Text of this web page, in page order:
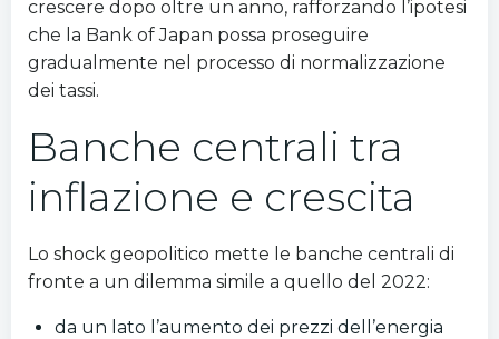
crescere dopo oltre un anno, rafforzando l’ipotesi
che la Bank of Japan possa proseguire
gradualmente nel processo di normalizzazione
dei tassi.
Banche centrali tra
inflazione e crescita
Lo shock geopolitico mette le banche centrali di
fronte a un dilemma simile a quello del 2022:
da un lato l’aumento dei prezzi dell’energia